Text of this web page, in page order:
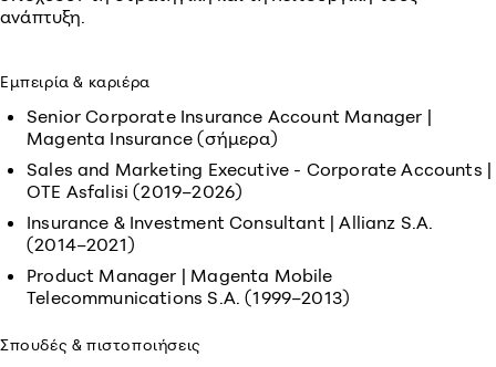
ανάπτυξη.
Εμπειρία & καριέρα
Senior Corporate Insurance Account Manager |
Magenta Insurance (σήμερα)
Sales and Marketing Executive - Corporate Accounts |
OTE Asfalisi (2019–2026)
Insurance & Investment Consultant | Allianz S.A.
(2014–2021)
Product Manager | Magenta Mobile
Telecommunications S.A. (1999–2013)
Σπουδές & πιστοποιήσεις